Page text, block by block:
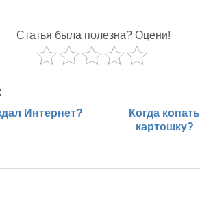
Статья была полезна? Оцени!
Интернет?
Когда копать
картошку?